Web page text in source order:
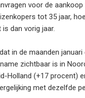
voor de aankoop
tot 35 jaar,
dan vorig jaar.
in de maanden
zichtbaar is in
Holland (+17 procent)
met dezelfde